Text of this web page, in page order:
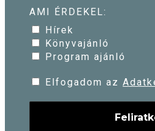
AMI ÉRDEKEL:
Hírek
Könyvajánló
Program ajánló
Elfogadom az